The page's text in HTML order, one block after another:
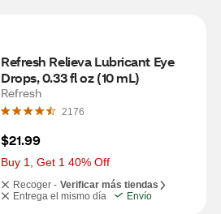
Refresh Relieva Lubricant Eye
Drops, 0.33 fl oz (10 mL)
Refresh
2176
$21.99
Buy 1, Get 1 40% Off
Recoger - Verificar más tiendas
Entrega el mismo día
Envío